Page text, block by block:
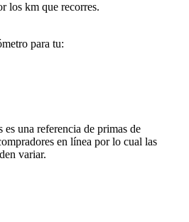
los km que recorres.
para tu:
una referencia de primas de
en línea por lo cual las
variar.